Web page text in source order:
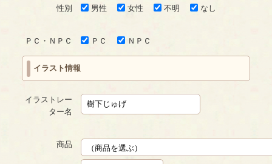
性別 男性 女性 不明 なし
ＰＣ・ＮＰＣ ＰＣ ＮＰＣ
イラスト情報
イラストレー
ター名
商品